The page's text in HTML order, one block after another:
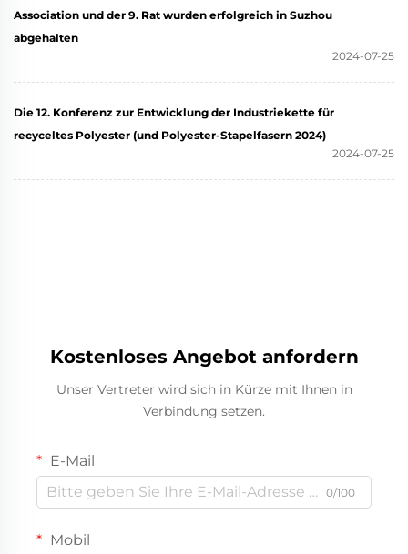
Association und der 9. Rat wurden erfolgreich in Suzhou
abgehalten
2024-07-25
Die 12. Konferenz zur Entwicklung der Industriekette für
recyceltes Polyester (und Polyester-Stapelfasern 2024)
2024-07-25
Kostenloses Angebot anfordern
Unser Vertreter wird sich in Kürze mit Ihnen in
Verbindung setzen.
E-Mail
0/100
Mobil